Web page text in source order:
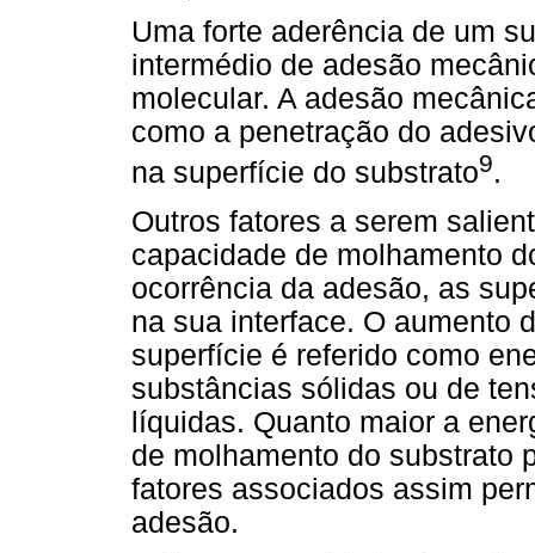
Uma forte aderência de um
intermédio de adesão
molecular. A adesão
como a penetração do
na superfície do substrato9.
Outros fatores a serem
capacidade de molhamento
ocorrência da adesão, as
na sua interface. O aumento
superfície é referido como
substâncias sólidas ou de
líquidas. Quanto maior a
de molhamento do substrato
fatores associados assim
adesão.